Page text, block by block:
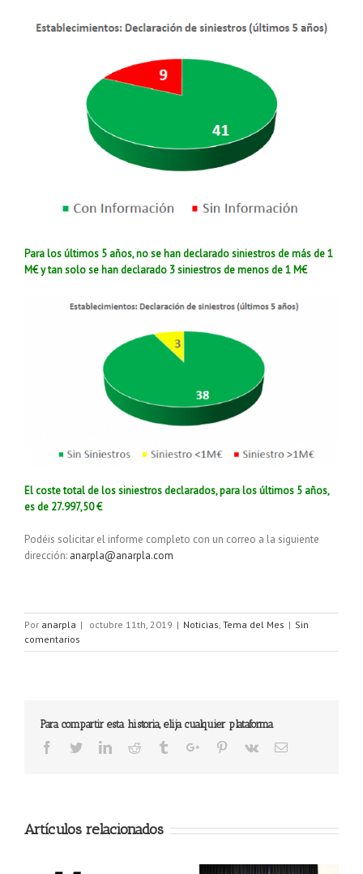
Para los últimos 5 años, no se han declarado siniestros de más de 1
M€ y tan solo se han declarado 3 siniestros de menos de 1 M€
El coste total de los siniestros declarados, para los últimos 5 años,
es de 27.997,50 €
Podéis solicitar el informe completo con un correo a la siguiente
dirección: anarpla@anarpla.com
Por anarpla | octubre 11th, 2019 | Noticias, Tema del Mes | Sin
comentarios
Para compartir esta historia, elija cualquier plataforma
Facebook
TwitterLinkedinReddit TumblrGoogle+Pinterest
Vk Email
Artículos relacionados